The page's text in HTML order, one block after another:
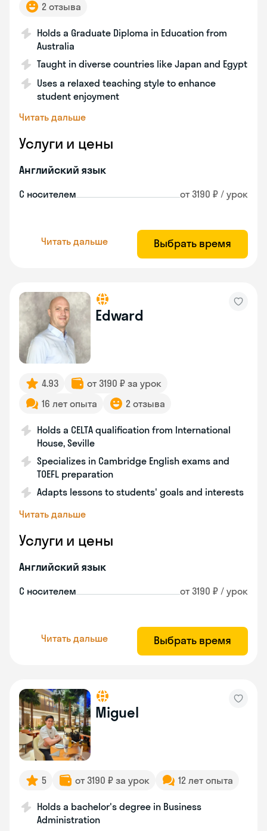
2 отзыва
Holds a Graduate Diploma in Education from
Australia
Taught in diverse countries like Japan and Egypt
Uses a relaxed teaching style to enhance
student enjoyment
Читать дальше
Услуги и цены
Английский язык
С носителем от 3190 ₽ / урок
Читать дальше Выбрать время
Edward
4.93
от 3190 ₽ за урок
16 лет опыта
2 отзыва
Holds a CELTA qualification from International
House, Seville
Specializes in Cambridge English exams and
TOEFL preparation
Adapts lessons to students' goals and interests
Читать дальше
Услуги и цены
Английский язык
С носителем от 3190 ₽ / урок
Читать дальше Выбрать время
Miguel
5 от 3190 ₽ за урок 12 лет опыта
Holds a bachelor's degree in Business
Administration